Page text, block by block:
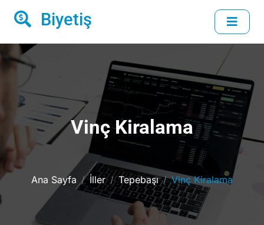
Biyetiş
Vinç Kiralama
Ana Sayfa İller Tepebaşı Vinç Kiralama